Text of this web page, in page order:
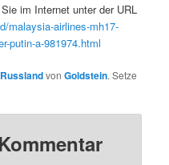
im Internet unter der URL
malaysia-airlines-mh17-
putin-a-981974.html
RusslandvonGoldstein. Setze